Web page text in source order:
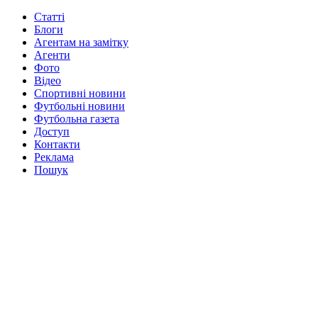
Статті
Блоги
Агентам на замітку
Агенти
Фото
Відео
Спортивні новини
Футбольні новини
Футбольна газета
Доступ
Контакти
Реклама
Пошук